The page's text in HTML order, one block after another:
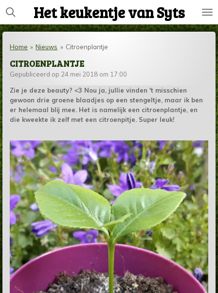
Ga
direct
naar
hoofdinhoud
Het keukentje van Syts
Home » Nieuws » Citroenplantje
CITROENPLANTJE
Gepubliceerd op 24 mei 2018 om 17:00
Zie je deze beauty? <3 Nou ja, jullie vinden 't misschien
gewoon drie groene blaadjes op een stengeltje, maar ik ben
er helemaal blij mee. Het is namelijk een citroenplantje, en
die kweekte ik zelf met een citroenpitje. Super leuk!